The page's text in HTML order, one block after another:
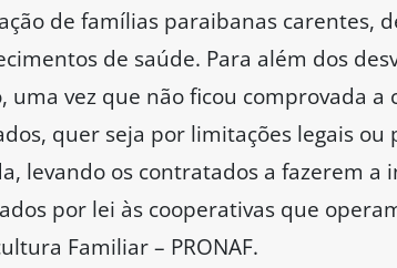
de famílias paraibanas carentes,
de saúde. Para além dos
uma vez que não ficou comprovada
quer seja por limitações legais
levando os contratados a fazerem
por lei às cooperativas que
Familiar – PRONAF.